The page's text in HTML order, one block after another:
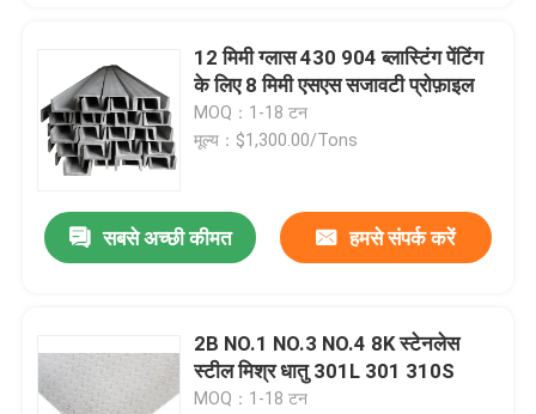
12 मिमी ग्लास 430 904 ब्लास्टिंग पेंटिंग
के लिए 8 मिमी एसएस सजावटी प्रोफ़ाइल
MOQ：1-18 टन
मूल्य：$1,300.00/Tons
सबसे अच्छी कीमत हमसे संपर्क करें
2B NO.1 NO.3 NO.4 8K स्टेनलेस
स्टील मिश्र धातु 301L 301 310S
MOQ：1-18 टन